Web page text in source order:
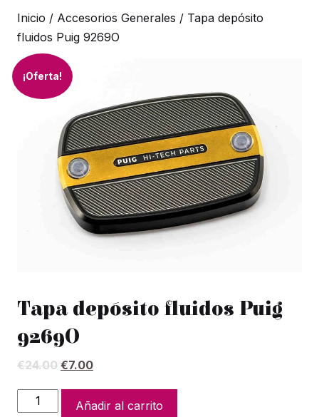
Inicio / Accesorios Generales / Tapa depósito
fluidos Puig 9269O
¡Oferta!
Tapa depósito fluidos Puig
9269O
€24.00 El
original
era:
€7.00El
actual
es:
Tapa
Añadir al carrito